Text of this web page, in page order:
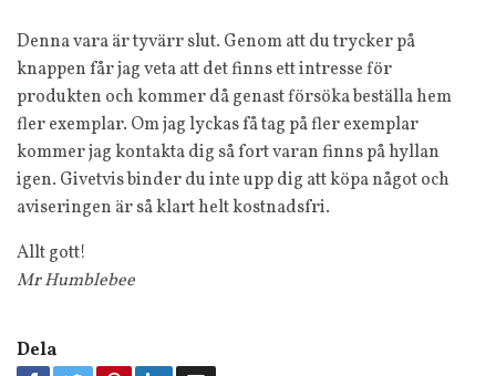
Denna vara är tyvärr slut. Genom att du trycker på
knappen får jag veta att det finns ett intresse för
produkten och kommer då genast försöka beställa hem
fler exemplar. Om jag lyckas få tag på fler exemplar
kommer jag kontakta dig så fort varan finns på hyllan
igen. Givetvis binder du inte upp dig att köpa något och
aviseringen är så klart helt kostnadsfri.
Allt gott!
Mr Humblebee
Dela